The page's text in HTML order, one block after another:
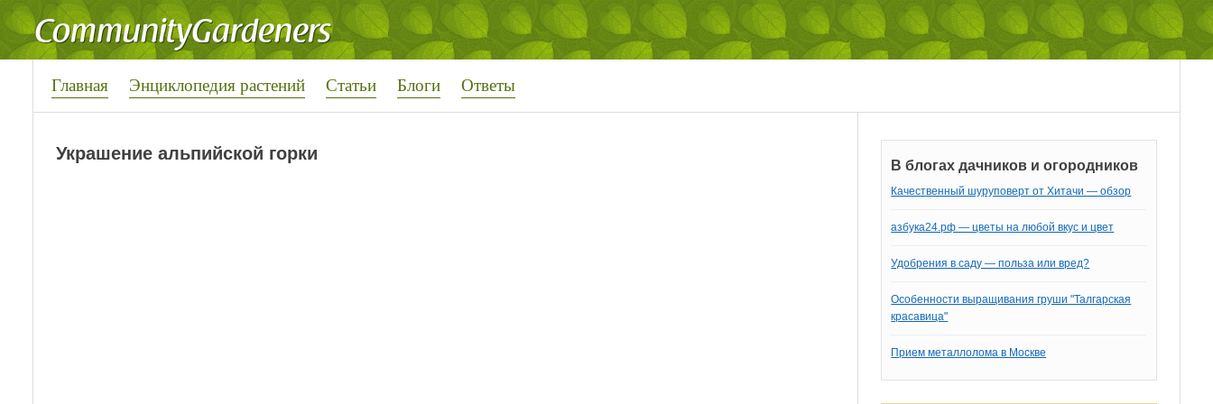
Главная Энциклопедия растений Статьи Блоги Ответы
Украшение альпийской горки
В блогах дачников и огородников
Качественный шуруповерт от Хитачи — обзор
азбука24.рф — цветы на любой вкус и цвет
Удобрения в саду — польза или вред?
Особенности выращивания груши "Талгарская
красавица"
Прием металлолома в Москве